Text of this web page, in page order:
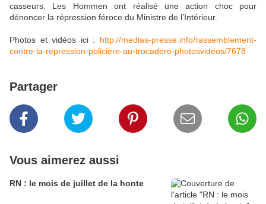
casseurs. Les Hommen ont réalisé une action choc pour
dénoncer la répression féroce du Ministre de l’Intérieur.
Photos et vidéos ici : http://medias-presse.info/rassemblement-
contre-la-repression-policiere-au-trocadero-photosvideos/7678
Partager
Vous aimerez aussi
RN : le mois de juillet de la honte